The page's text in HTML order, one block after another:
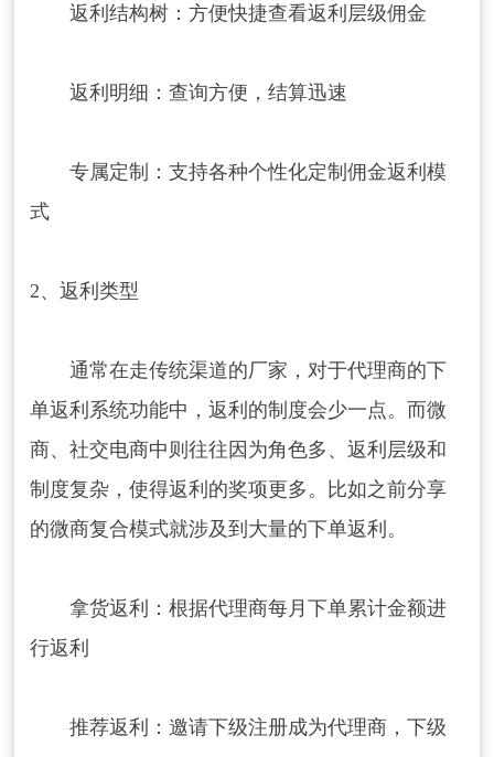
返利结构树：方便快捷查看返利层级佣金
返利明细：查询方便，结算迅速
专属定制：支持各种个性化定制佣金返利模
式
2、返利类型
通常在走传统渠道的厂家，对于代理商的下
单返利系统功能中，返利的制度会少一点。而微
商、社交电商中则往往因为角色多、返利层级和
制度复杂，使得返利的奖项更多。比如之前分享
的微商复合模式就涉及到大量的下单返利。
拿货返利：根据代理商每月下单累计金额进
行返利
推荐返利：邀请下级注册成为代理商，下级